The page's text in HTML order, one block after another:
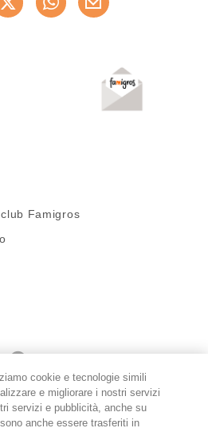
Consiglia ora
Famigros
migros?
user/
Instagram
cookie e tecnologie simili
e migliorare i nostri servizi
servizi e pubblicità, anche su
anche essere trasferiti in